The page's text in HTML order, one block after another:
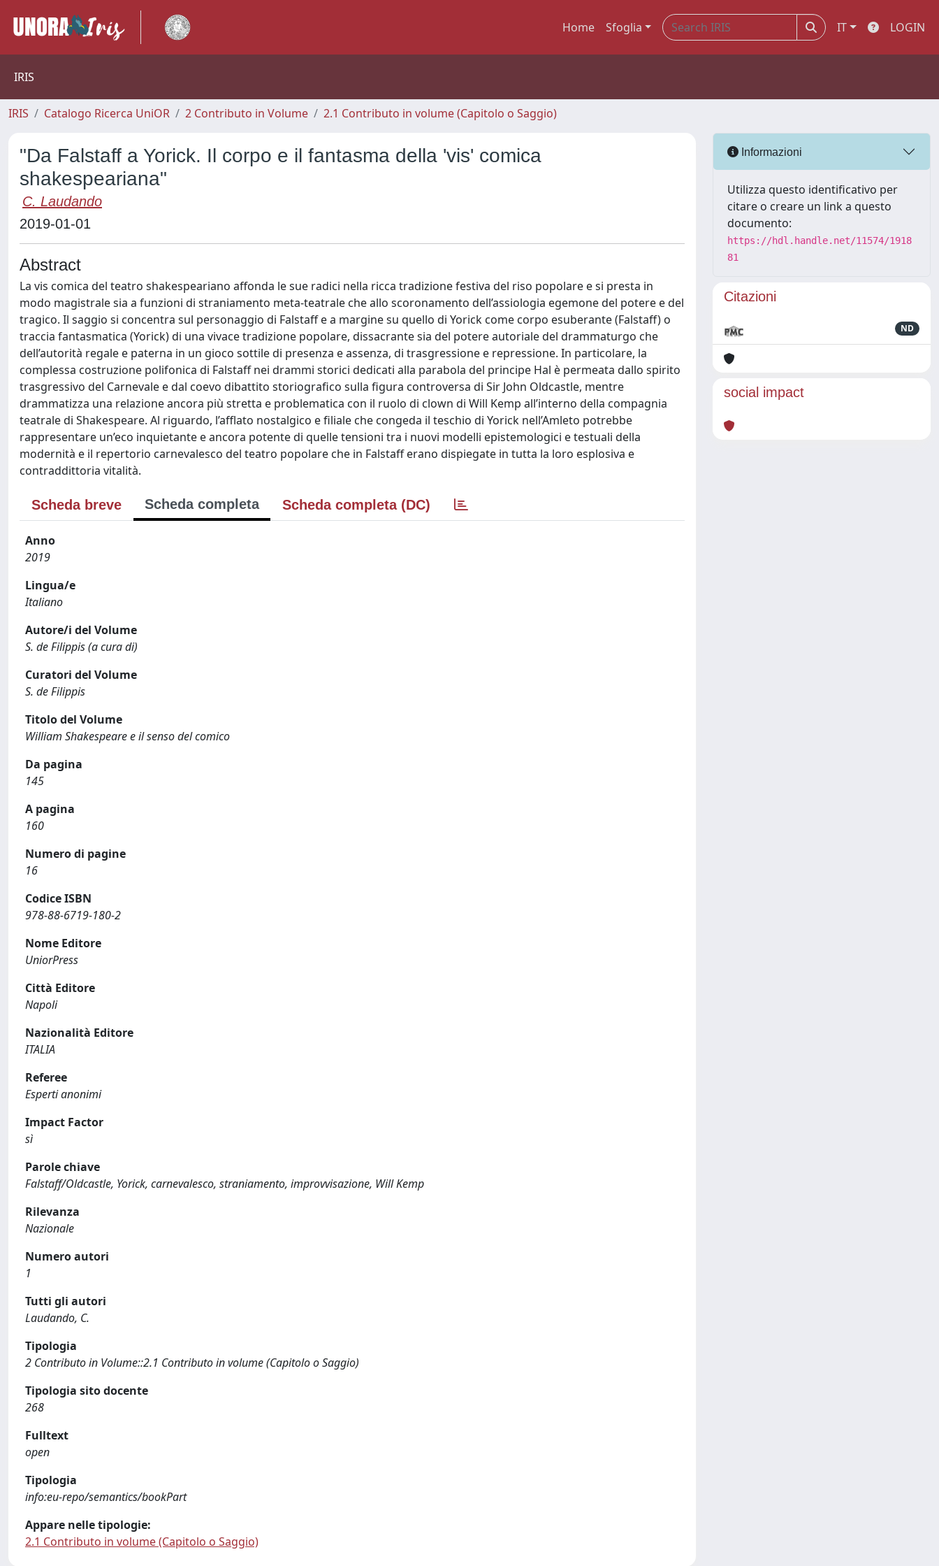
Home Sfoglia IT LOGIN
IRIS
IRIS Catalogo Ricerca UniOR 2 Contributo in Volume 2.1 Contributo in volume (Capitolo o Saggio)
"Da Falstaff a Yorick. Il corpo e il fantasma della 'vis' comica
shakespeariana"
C. Laudando
2019-01-01
Abstract
La vis comica del teatro shakespeariano affonda le sue radici nella ricca tradizione festiva del riso popolare e si presta in
modo magistrale sia a funzioni di straniamento meta-teatrale che allo scoronamento dell’assiologia egemone del potere e del
tragico. Il saggio si concentra sul personaggio di Falstaff e a margine su quello di Yorick come corpo esuberante (Falstaff) o
traccia fantasmatica (Yorick) di una vivace tradizione popolare, dissacrante sia del potere autoriale del drammaturgo che
dell’autorità regale e paterna in un gioco sottile di presenza e assenza, di trasgressione e repressione. In particolare, la
complessa costruzione polifonica di Falstaff nei drammi storici dedicati alla parabola del principe Hal è permeata dallo spirito
trasgressivo del Carnevale e dal coevo dibattito storiografico sulla figura controversa di Sir John Oldcastle, mentre
drammatizza una relazione ancora più stretta e problematica con il ruolo di clown di Will Kemp all’interno della compagnia
teatrale di Shakespeare. Al riguardo, l’afflato nostalgico e filiale che congeda il teschio di Yorick nell’Amleto potrebbe
rappresentare un’eco inquietante e ancora potente di quelle tensioni tra i nuovi modelli epistemologici e testuali della
modernità e il repertorio carnevalesco del teatro popolare che in Falstaff erano dispiegate in tutta la loro esplosiva e
contraddittoria vitalità.
Scheda breve Scheda completa Scheda completa (DC)
Anno
2019
Lingua/e
Italiano
Autore/i del Volume
S. de Filippis (a cura di)
Curatori del Volume
S. de Filippis
Titolo del Volume
William Shakespeare e il senso del comico
Da pagina
145
A pagina
160
Numero di pagine
16
Codice ISBN
978-88-6719-180-2
Nome Editore
UniorPress
Città Editore
Napoli
Nazionalità Editore
ITALIA
Referee
Esperti anonimi
Impact Factor
sì
Parole chiave
Falstaff/Oldcastle, Yorick, carnevalesco, straniamento, improvvisazione, Will Kemp
Rilevanza
Nazionale
Numero autori
1
Tutti gli autori
Laudando, C.
Tipologia
2 Contributo in Volume::2.1 Contributo in volume (Capitolo o Saggio)
Tipologia sito docente
268
Fulltext
open
Tipologia
info:eu-repo/semantics/bookPart
Appare nelle tipologie:
2.1 Contributo in volume (Capitolo o Saggio)
Informazioni
Utilizza questo identificativo per
citare o creare un link a questo
documento:
https://hdl.handle.net/11574/1918
81
Citazioni
ND
social impact